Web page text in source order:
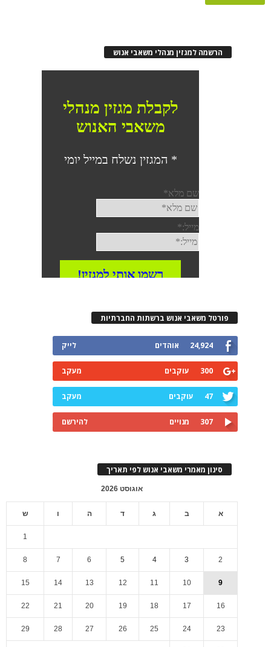
הרשמה למגזין מנהלי משאבי אנוש
פורטל משאבי אנוש ברשתות החברתיות
24,924 אוהדים לייק
300 עוקבים מעקב
47 עוקבים מעקב
307 מנויים להירשם
סינון מאמרי משאבי אנוש לפי תאריך
אוגוסט 2026
א ב ג ד ה ו ש
1
2
3
4
5
6
7
8
9
10
11
12
13
14
15
16
17
18
19
20
21
22
23
24
25
26
27
28
29